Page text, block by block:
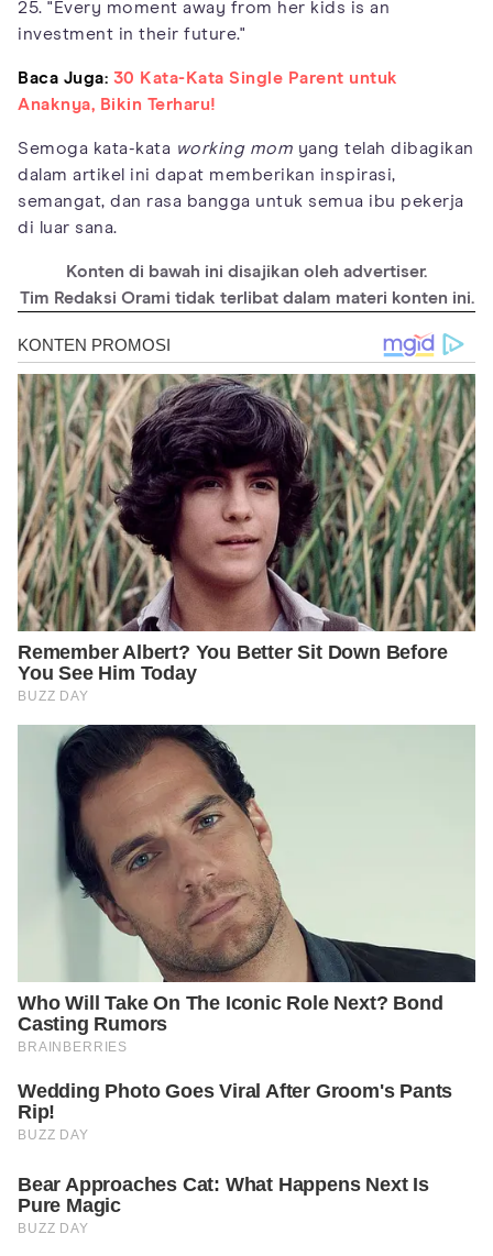
25. "Every moment away from her kids is an
investment in their future."
Baca Juga: 30 Kata-Kata Single Parent untuk
Anaknya, Bikin Terharu!
Semoga kata-kata working mom yang telah dibagikan
dalam artikel ini dapat memberikan inspirasi,
semangat, dan rasa bangga untuk semua ibu pekerja
di luar sana.
Konten di bawah ini disajikan oleh advertiser.
Tim Redaksi Orami tidak terlibat dalam materi konten ini.